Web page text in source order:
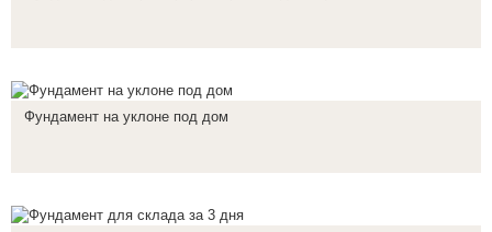
Фундамент на уклоне под дом